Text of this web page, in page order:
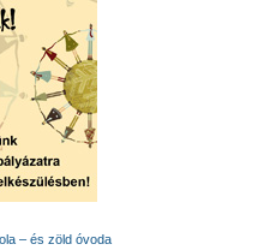
– és zöld óvoda